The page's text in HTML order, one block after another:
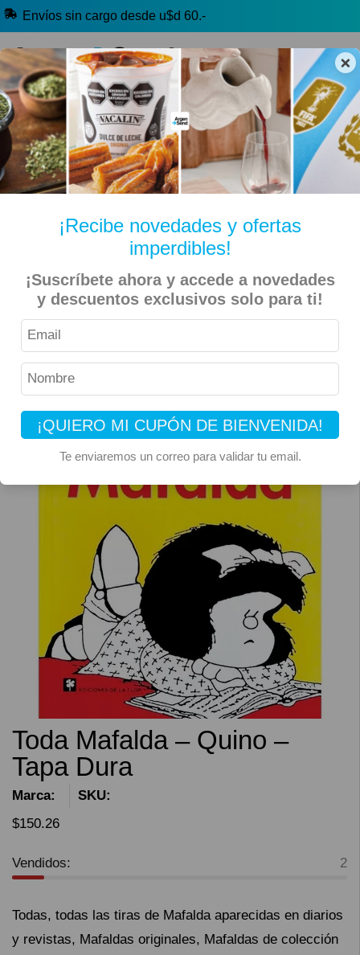
×
¡Recibe novedades y ofertas
imperdibles!
¡Suscríbete ahora y accede a novedades
y descuentos exclusivos solo para ti!
¡QUIERO MI CUPÓN DE BIENVENIDA!
Te enviaremos un correo para validar tu email.
Envíos sin cargo desde u$d 60.-
🔥 Alfajores y Golosinas
🧉 Clásicos argentinos 🏷️ Todas las categorías
Inicio Libros Toda Mafalda – Quino – Tapa Dura
Toda Mafalda – Quino –
Tapa Dura
Marca:
SKU:
$150.26
Vendidos: 2
Todas, todas las tiras de Mafalda aparecidas en diarios
y revistas, Mafaldas originales, Mafaldas de colección